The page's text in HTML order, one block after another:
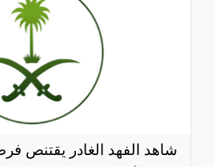
شاهد الفهد الغادر يقتنص